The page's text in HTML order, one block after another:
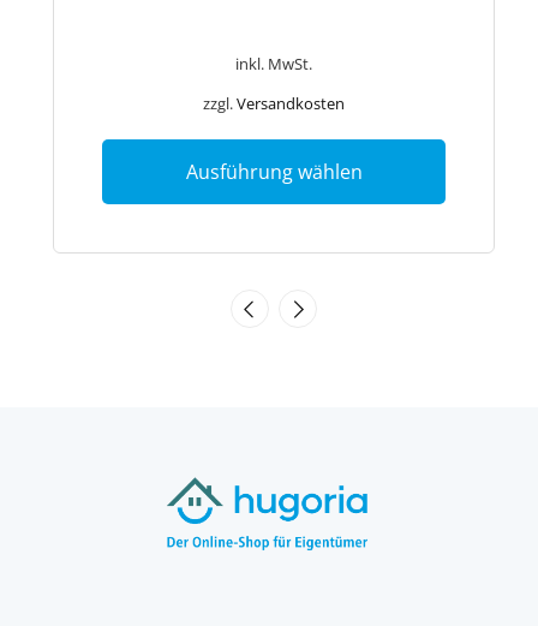
inkl. MwSt.
zzgl.Versandkosten
Ausführung wählen
This